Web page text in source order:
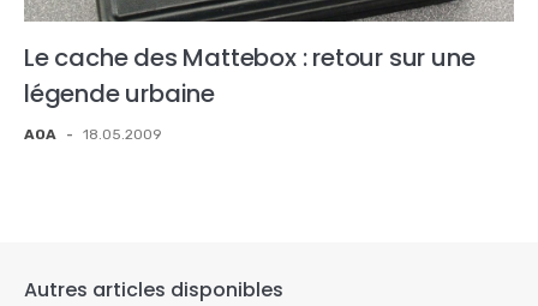
Le cache des Mattebox : retour sur une
légende urbaine
AOA - 18.05.2009
Autres articles disponibles